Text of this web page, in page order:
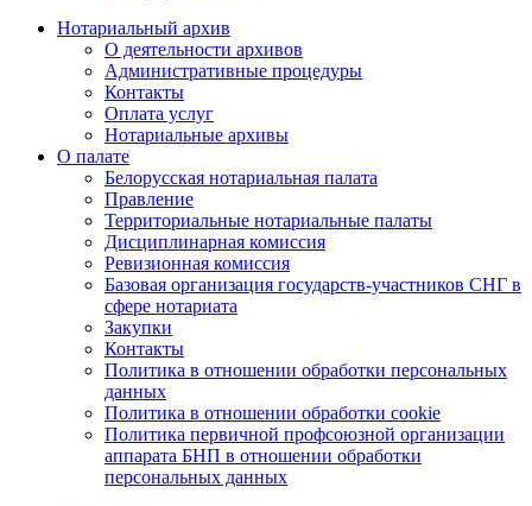
Нотариальный архив
О деятельности архивов
Административные процедуры
Контакты
Оплата услуг
Нотариальные архивы
О палате
Белорусская нотариальная палата
Правление
Территориальные нотариальные палаты
Дисциплинарная комиссия
Ревизионная комиссия
Базовая организация государств-участников СНГ в
сфере нотариата
Закупки
Контакты
Политика в отношении обработки персональных
данных
Политика в отношении обработки cookie
Политика первичной профсоюзной организации
аппарата БНП в отношении обработки
персональных данных